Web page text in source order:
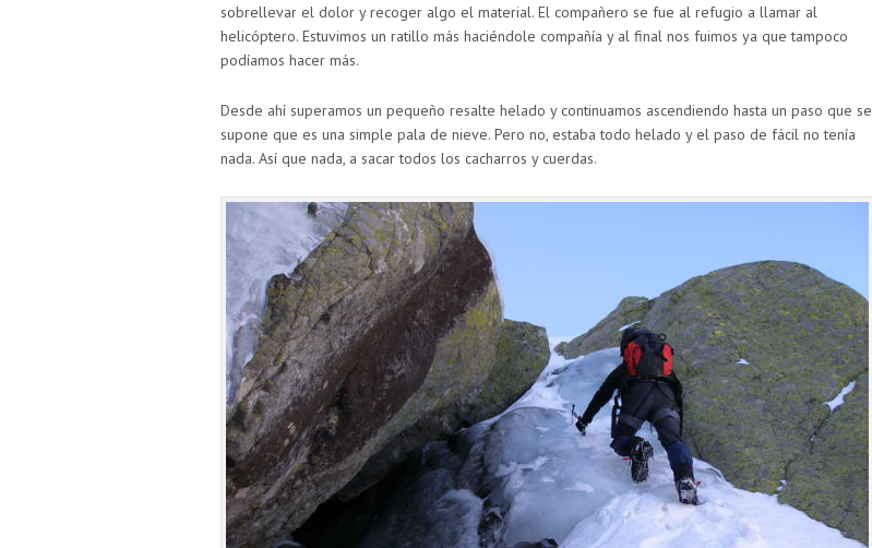
sobrellevar el dolor y recoger algo el material. El compañero se fue al refugio a llamar al
helicóptero. Estuvimos un ratillo más haciéndole compañía y al final nos fuimos ya que tampoco
podíamos hacer más.
Desde ahí superamos un pequeño resalte helado y continuamos ascendiendo hasta un paso que se
supone que es una simple pala de nieve. Pero no, estaba todo helado y el paso de fácil no tenía
nada. Así que nada, a sacar todos los cacharros y cuerdas.